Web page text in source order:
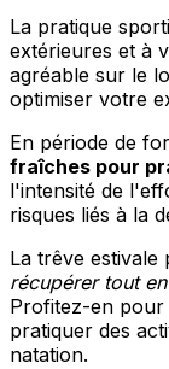
La pratique
extérieures et à
agréable sur le
optimiser votre
En période de
fraîches pour
l'intensité de
risques liés à la
La trêve estivale
récupérer tout
Profitez-en pour
pratiquer des
natation.